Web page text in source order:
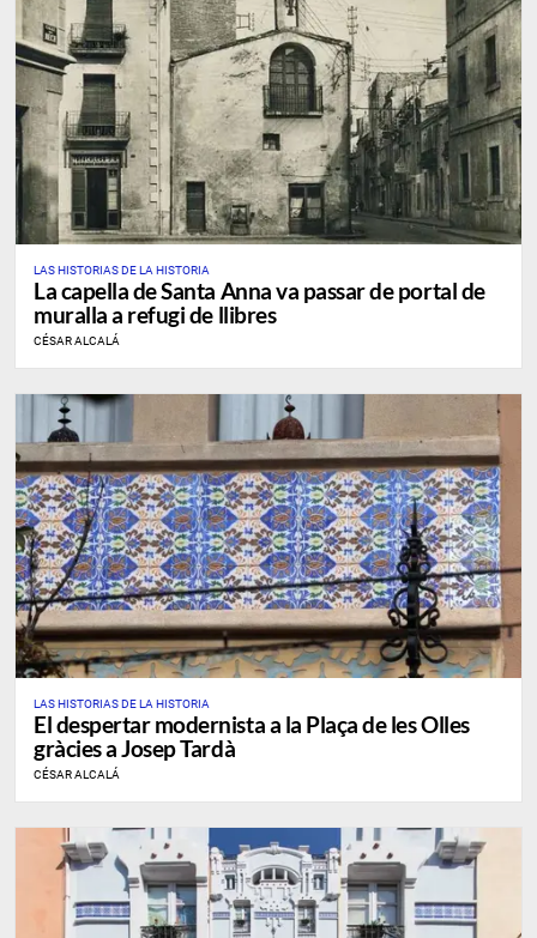
LAS HISTORIAS DE LA HISTORIA
La capella de Santa Anna va passar de portal de
muralla a refugi de llibres
CÉSAR ALCALÁ
LAS HISTORIAS DE LA HISTORIA
El despertar modernista a la Plaça de les Olles
gràcies a Josep Tardà
CÉSAR ALCALÁ